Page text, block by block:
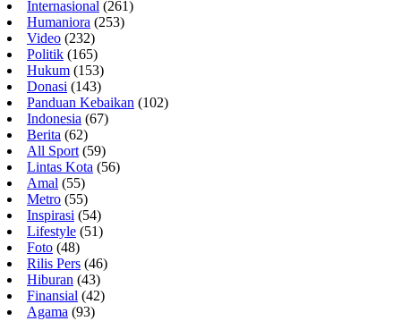
Internasional (261)
Humaniora (253)
Video (232)
Politik (165)
Hukum (153)
Donasi (143)
Panduan Kebaikan (102)
Indonesia (67)
Berita (62)
All Sport (59)
Lintas Kota (56)
Amal (55)
Metro (55)
Inspirasi (54)
Lifestyle (51)
Foto (48)
Rilis Pers (46)
Hiburan (43)
Finansial (42)
Agama (93)